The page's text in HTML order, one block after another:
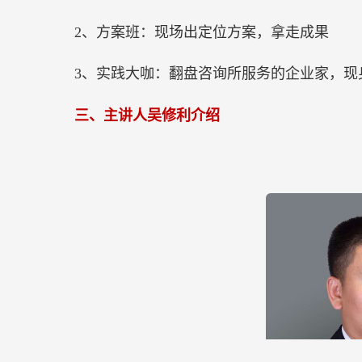
2、方案班：现场出定位方案，拿走成果
3、实践大咖：翻盘咨询所服务的企业家，现
三、主讲人吴修利介绍